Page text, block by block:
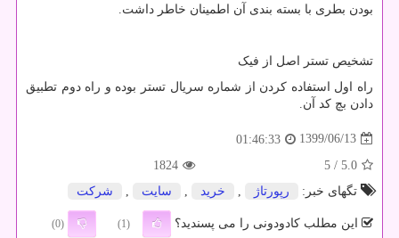
بودن بطری با بسته بندی آن اطمینان خاطر داشت.
تشخیص تستر اصل از فیک
راه اول استفاده کردن از شماره سریال تستر بوده و راه دوم تطبیق
دادن بچ کد آن.
1399/06/13
01:46:33
5.0
/ 5
1824
تگهای خبر:
رپورتاژ خرید سایت شركت
این مطلب کادودونی را می پسندید؟ (1)
(0)